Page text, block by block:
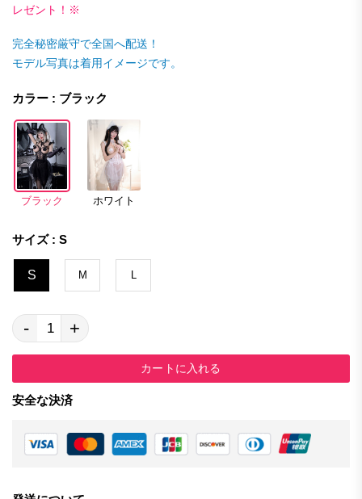
レゼント！※
完全秘密厳守で全国へ配送！
モデル写真は着用イメージです。
カラー : ブラック
ブラック ホワイト
サイズ : S
S M L
- +
カートに入れる
安全な決済